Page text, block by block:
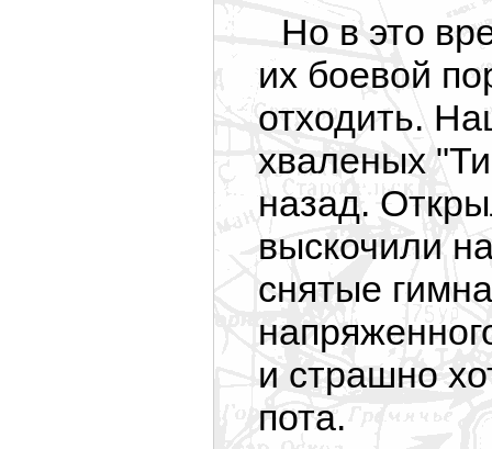
Но в это
их боевой
отходить.
хваленых
назад.
выскочили
снятые
и страшно
пота.